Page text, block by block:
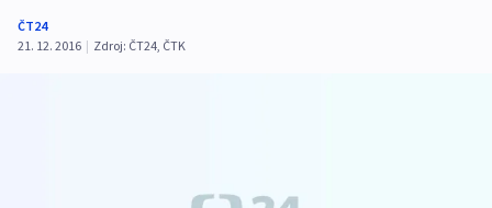
ČT24
21. 12. 2016 | Zdroj: ČT24, ČTK